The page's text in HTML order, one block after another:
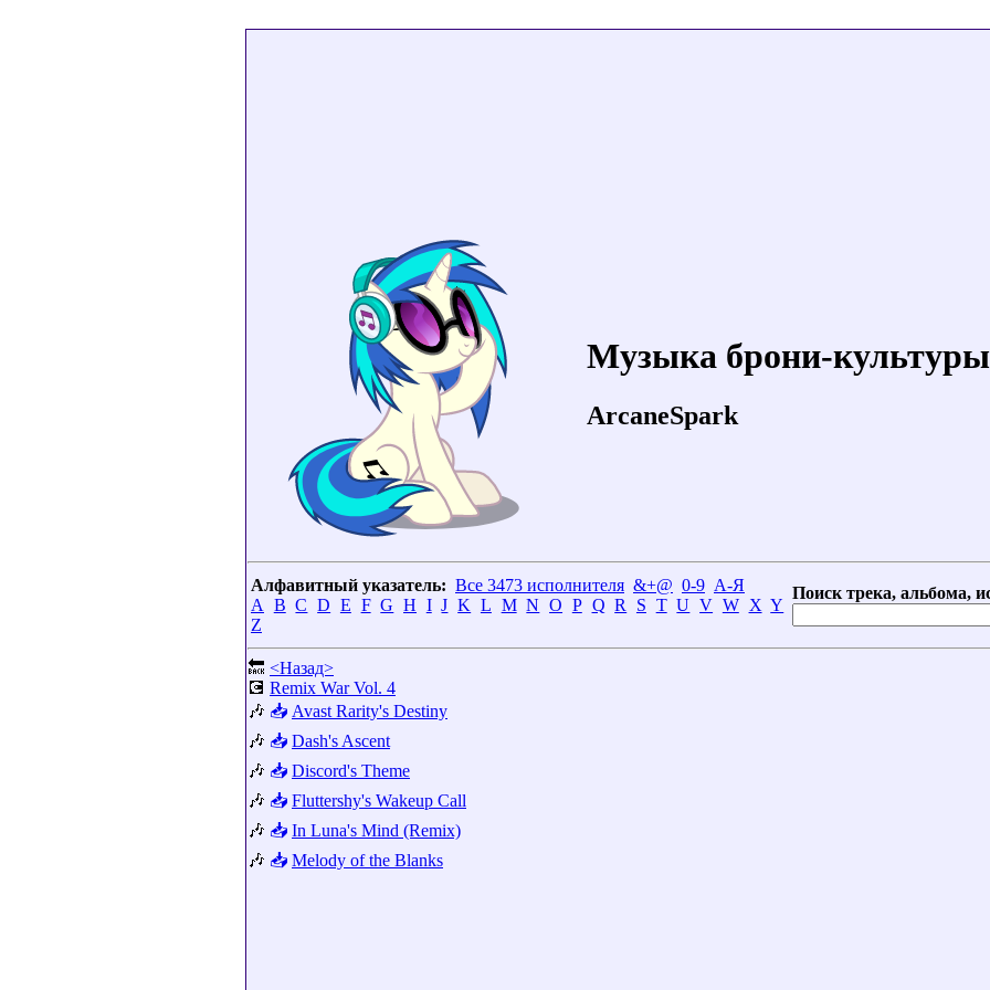
Музыка брони-культуры
ArcaneSpark
Алфавитный указатель: Все 3473 исполнителя &+@ 0-9 А-Я
A
B C D E F G H I J K L M N O P Q R S T U V W X Y
Z
Поиск трека, альбома,
🔙 <Назад>
💽 Remix War Vol. 4
🎶 📥 Avast Rarity's Destiny
🎶 📥 Dash's Ascent
🎶 📥 Discord's Theme
🎶 📥 Fluttershy's Wakeup Call
🎶 📥 In Luna's Mind (Remix)
🎶 📥 Melody of the Blanks